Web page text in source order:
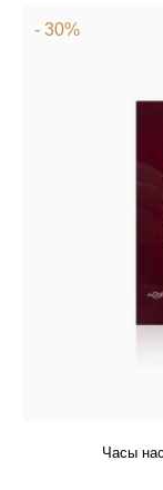
- 30%
Часы